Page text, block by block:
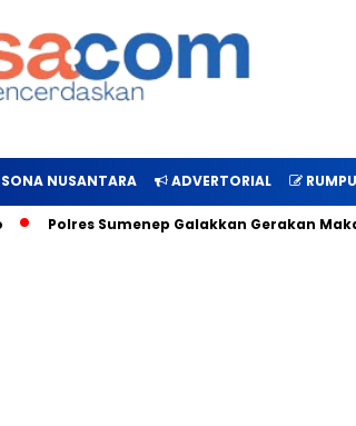
NUSANTARA ADVERTORIAL
Sumenep Galakkan Gerakan Makan